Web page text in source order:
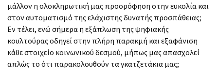
μάλλον η ολοκληρωτική μας προσρόφηση στην ευκολία και
στον αυτοματισμό της ελάχιστης δυνατής προσπάθειας;
Εν τέλει, ενώ σήμερα η εξάπλωση της ψηφιακής
κουλτούρας οδηγεί στην πλήρη παρακμή και εξαφάνιση
κάθε στοιχείο κοινωνικού δεσμού, μήπως μας απασχολεί
απλώς το ότι παρακολουθούν τα γκατζετάκια μας;